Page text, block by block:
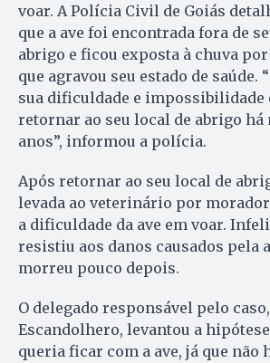
voar. A Polícia Civil de Goiás
que a ave foi encontrada fora de
abrigo e ficou exposta à chuva
que agravou seu estado de saúde.
sua dificuldade e impossibilidade
retornar ao seu local de abrigo há
anos”, informou a polícia.
Após retornar ao seu local de
levada ao veterinário por
a dificuldade da ave em voar.
resistiu aos danos causados pela
morreu pouco depois.
O delegado responsável pelo
Escandolhero, levantou a
queria ficar com a ave, já que não